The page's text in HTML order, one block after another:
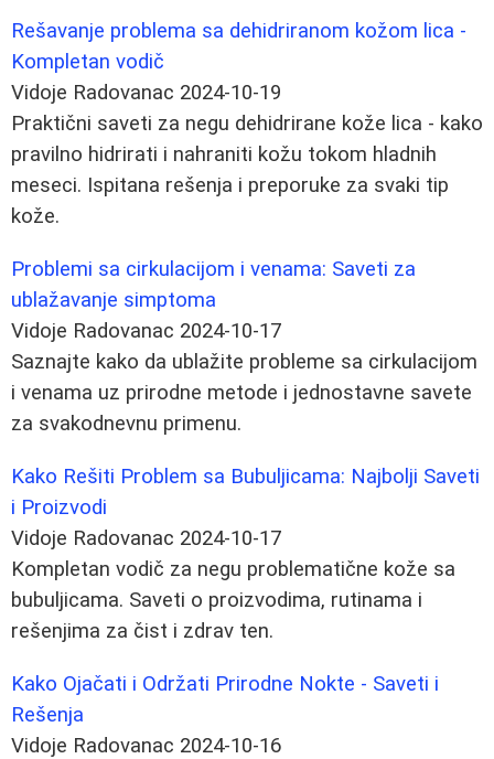
Rešavanje problema sa dehidriranom kožom lica -
Kompletan vodič
Vidoje Radovanac 2024-10-19
Praktični saveti za negu dehidrirane kože lica - kako
pravilno hidrirati i nahraniti kožu tokom hladnih
meseci. Ispitana rešenja i preporuke za svaki tip
kože.
Problemi sa cirkulacijom i venama: Saveti za
ublažavanje simptoma
Vidoje Radovanac 2024-10-17
Saznajte kako da ublažite probleme sa cirkulacijom
i venama uz prirodne metode i jednostavne savete
za svakodnevnu primenu.
Kako Rešiti Problem sa Bubuljicama: Najbolji Saveti
i Proizvodi
Vidoje Radovanac 2024-10-17
Kompletan vodič za negu problematične kože sa
bubuljicama. Saveti o proizvodima, rutinama i
rešenjima za čist i zdrav ten.
Kako Ojačati i Održati Prirodne Nokte - Saveti i
Rešenja
Vidoje Radovanac 2024-10-16